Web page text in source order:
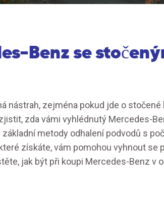
Benz se
nástrah, zejména pokud jde o stočené
zda vámi vyhlédnutý Mercedes-
metody odhalení podvodů s
získáte, vám pomohou vyhnout se
jak být při koupi Mercedes-Benz v